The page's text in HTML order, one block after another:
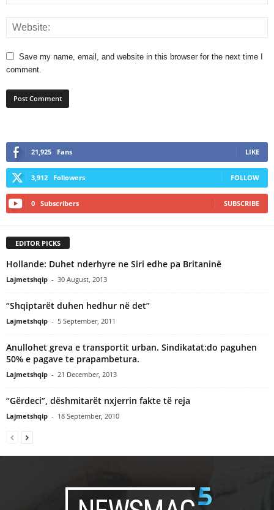
Save my name, email, and website in this browser for the next time I
comment.
21,925 Fans LIKE
3,912 Followers FOLLOW
0 Subscribers SUBSCRIBE
EDITOR PICKS
Hollande: Duhet nderhyre ne Siri edhe pa Britaninë
Lajmetshqip - 30 August, 2013
“Shqiptarët duhen hedhur në det”
Lajmetshqip - 5 September, 2011
Anullohet greva e transportit urban. Sindikatat:do paguhen
50% e pagave te prapambetura.
Lajmetshqip - 21 December, 2013
“Gërdeci”, dëshmitarët nxjerrin fakte të reja
Lajmetshqip - 18 September, 2010